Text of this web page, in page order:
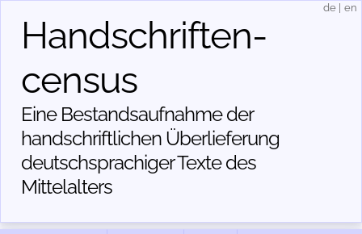
Handschriften­
census
Eine Bestandsaufnahme der
handschriftlichen Über­lieferung
deutschsprachiger Texte des
Mittelalters
de en